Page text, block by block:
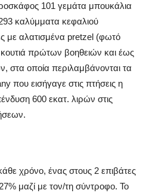
101 γεμάτα μπουκάλια
καλύμματα κεφαλιού
με αλατισμένα pretzel (φωτό
πρώτων βοηθειών και έως
στα οποία περιλαμβάνονται τα
που εισήγαγε στις πτήσεις η
600 εκατ. λιρών στις
χρόνο, ένας στους 2 επιβάτες
μαζί με τον/τη σύντροφο. Το